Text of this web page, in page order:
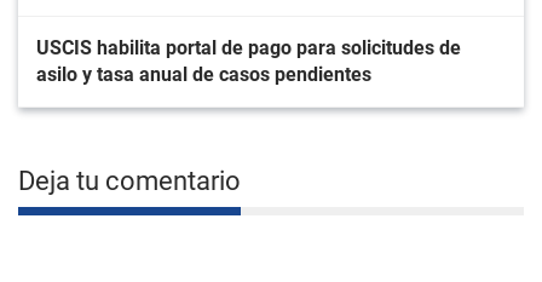
USCIS habilita portal de pago para solicitudes de
asilo y tasa anual de casos pendientes
Deja tu comentario